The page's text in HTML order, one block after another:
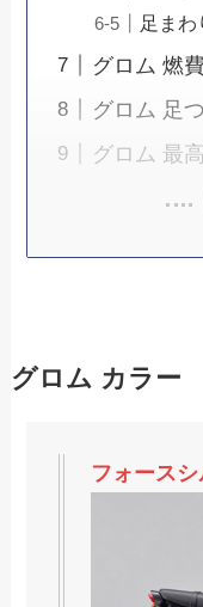
足まわ
グロム 燃費
グロム 足
グロム 最
グロム カラー
フォース